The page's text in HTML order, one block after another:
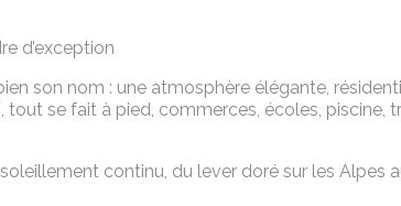
d’exception
son nom : une atmosphère élégante,
tout se fait à pied, commerces, écoles, piscine,
continu, du lever doré sur les Alpes